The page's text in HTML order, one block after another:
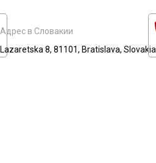
Адрес в Словакии
Lazaretska 8, 81101, Bratislava, Slovakia